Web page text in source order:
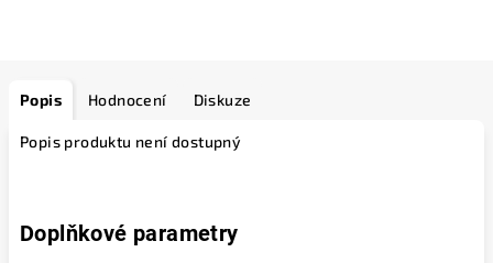
Popis Hodnocení Diskuze
Popis produktu není dostupný
Doplňkové parametry